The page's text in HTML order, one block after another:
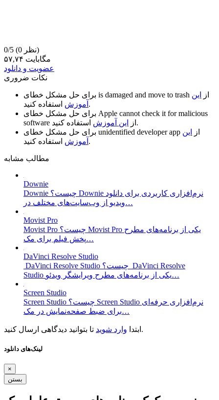
0/5
(0 نظر)
۵۷,۷۴ مگابایت
عضویت و دانلود
نکات ضروری
is damaged and move to trash از
این
آموزش استفاده کنید.
Apple cannot check it for malicious
software
از این آموزش
استفاده کنید.
unidentified developer app از
این
آموزش استفاده کنید.
مطالب مشابه
Downie
Downie چیست؟ Downie نرم‌افزاری کاربردی برای دانلود
ویدیو از وب‌سایت‌های مختلف در…
Movist Pro
Movist Pro چیست؟ Movist Pro یکی از برنامه‌های مطرح
پخش فیلم برای مک…
DaVinci Resolve Studio
DaVinci Resolve Studio چیست؟ DaVinci Resolve
Studio یکی از برنامه‌های مطرح ویرایشگر ویدئو…
Screen Studio
Screen Studio چیست؟ Screen Studio نرم‌افزاری حرفه‌ای
برای ضبط صفحه‌نمایش در مک…
ابتدا وارد شوید تا بتوانید دیدگاهی ارسال کنید.
لینک‌های دانلود
×
بستن